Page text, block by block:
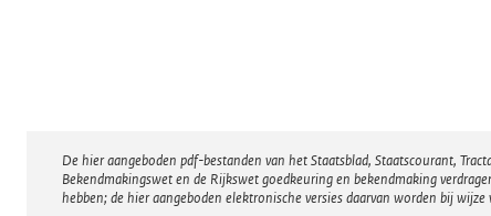
Disclaimer
De hier aangeboden pdf-bestanden van het Staatsblad, Staatscourant,
Bekendmakingswet en de Rijkswet goedkeuring en bekendmaking
hebben; de hier aangeboden elektronische versies daarvan worden bij wijze